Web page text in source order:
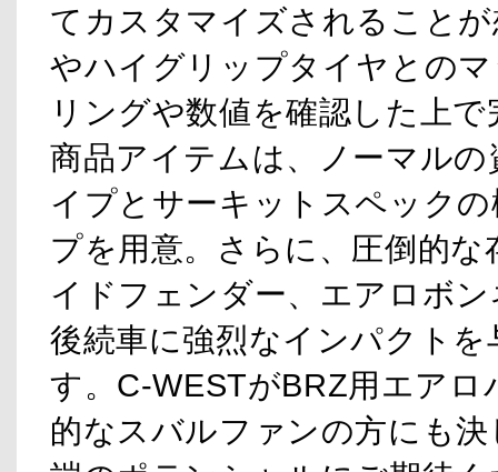
てカスタマイズされること
やハイグリップタイヤとの
リングや数値を確認した上
商品アイテムは、ノーマル
イプとサーキットスペック
プを用意。さらに、圧倒的
イドフェンダー、エアロボ
後続車に強烈なインパクト
す。C-WESTがBRZ用エア
的なスバルファンの方にも